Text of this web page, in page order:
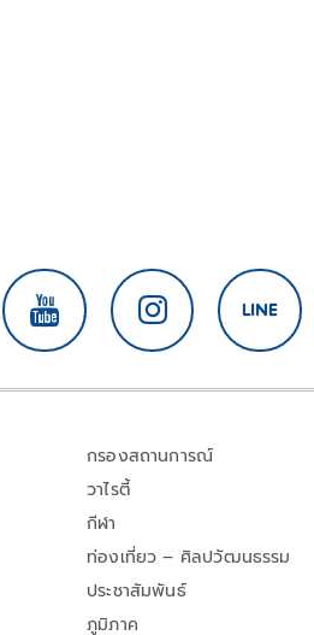
กรองสถานการณ์
วาไรตี้
กีฬา
ท่องเที่ยว – ศิลปวัฒนธรรม
ประชาสัมพันธ์
ภูมิภาค